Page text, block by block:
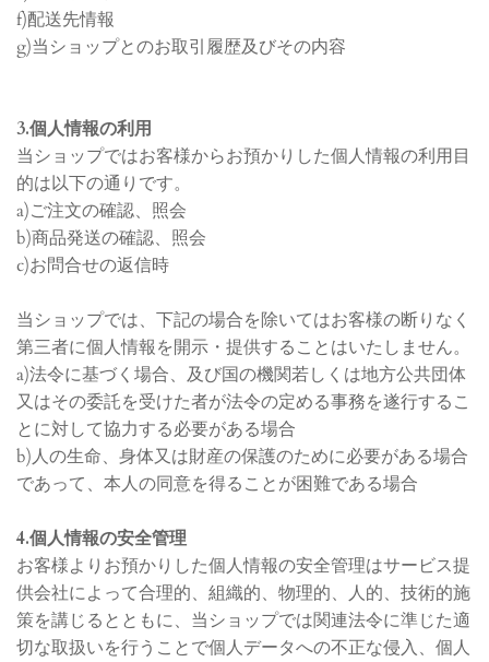
f)配送先情報
g)当ショップとのお取引履歴及びその内容
3.個人情報の利用
当ショップではお客様からお預かりした個人情報の利用目
的は以下の通りです。
a)ご注文の確認、照会
b)商品発送の確認、照会
c)お問合せの返信時
当ショップでは、下記の場合を除いてはお客様の断りなく
第三者に個人情報を開示・提供することはいたしません。
a)法令に基づく場合、及び国の機関若しくは地方公共団体
又はその委託を受けた者が法令の定める事務を遂行するこ
とに対して協力する必要がある場合
b)人の生命、身体又は財産の保護のために必要がある場合
であって、本人の同意を得ることが困難である場合
4.個人情報の安全管理
お客様よりお預かりした個人情報の安全管理はサービス提
供会社によって合理的、組織的、物理的、人的、技術的施
策を講じるとともに、当ショップでは関連法令に準じた適
切な取扱いを行うことで個人データへの不正な侵入、個人